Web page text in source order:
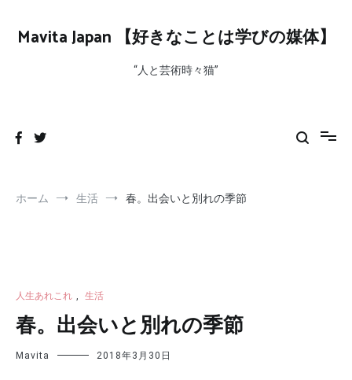
Mavita Japan 【好きなことは学びの媒体】
“人と芸術時々猫”
ホーム 生活 春。出会いと別れの季節
人生あれこれ , 生活
春。出会いと別れの季節
Mavita 2018年3月30日